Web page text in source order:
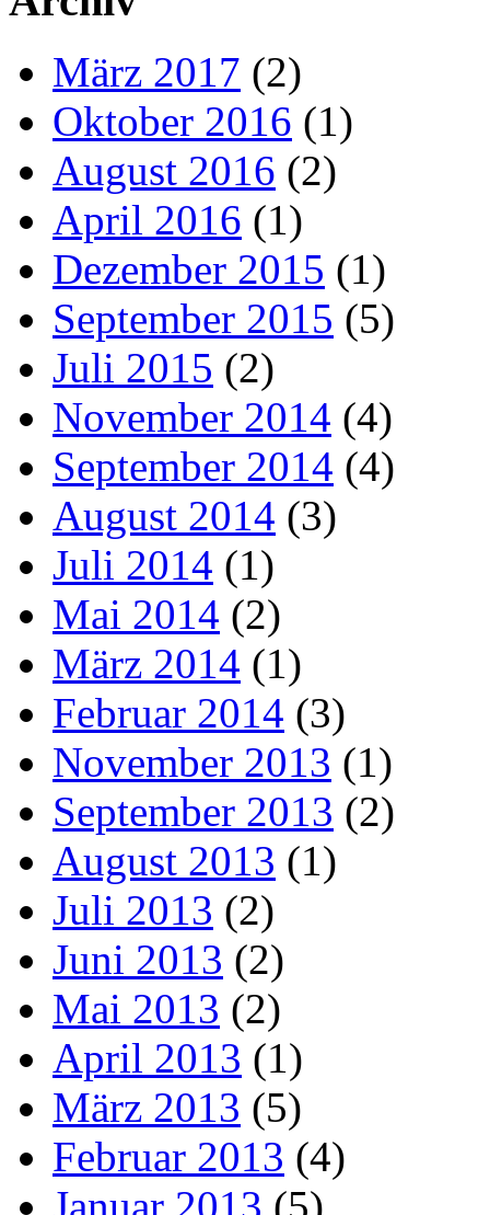
März 2017 (2)
Oktober 2016 (1)
August 2016 (2)
April 2016 (1)
Dezember 2015 (1)
September 2015 (5)
Juli 2015 (2)
November 2014 (4)
September 2014 (4)
August 2014 (3)
Juli 2014 (1)
Mai 2014 (2)
März 2014 (1)
Februar 2014 (3)
November 2013 (1)
September 2013 (2)
August 2013 (1)
Juli 2013 (2)
Juni 2013 (2)
Mai 2013 (2)
April 2013 (1)
März 2013 (5)
Februar 2013 (4)
Januar 2013 (5)